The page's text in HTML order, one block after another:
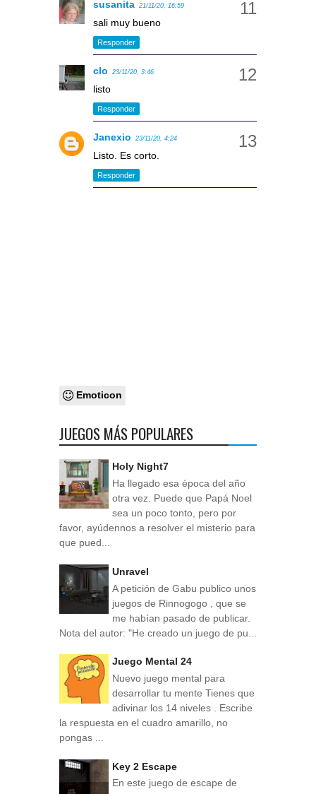
susanita 21/11/20, 16:59
sali muy bueno
Responder
clo 23/11/20, 3:46
listo
Responder
Janexio 23/11/20, 4:24
Listo. Es corto.
Responder
Emoticon
JUEGOS MÁS POPULARES
Holy Night7
Ha llegado esa época del año
otra vez. Puede que Papá Noel
sea un poco tonto, pero por
favor, ayúdennos a resolver el misterio para
que pued...
Unravel
A petición de Gabu publico unos
juegos de Rinnogogo , que se
me habían pasado de publicar.
Nota del autor: "He creado un juego de pu...
Juego Mental 24
Nuevo juego mental para
desarrollar tu mente Tienes que
adivinar los 14 niveles . Escribe
la respuesta en el cuadro amarillo, no
pongas ...
Key 2 Escape
En este juego de escape de